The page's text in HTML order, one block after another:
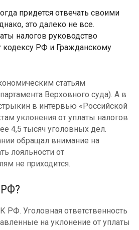
придется отвечать своими
это далеко не все.
налогов руководство
кодексу РФ и Гражданскому
статьям
Верховного суда). А в
в интервью «Российской
уклонения от уплаты налогов
4,5 тысяч уголовных дел.
обращал внимание на
лояльности от
не приходится.
РФ. Уголовная ответственность
на уклонение от уплаты